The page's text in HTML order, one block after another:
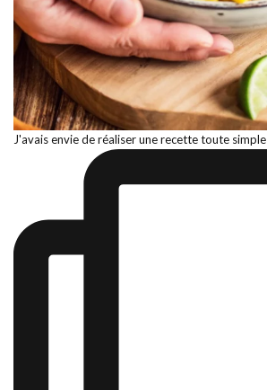
J'avais envie de réaliser une recette toute simple